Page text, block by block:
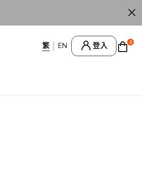
香 港 / 澳 門 訂 單 滿
登入 0